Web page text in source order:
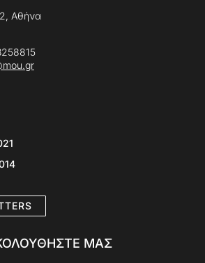
Αθήνα
ΜΑΣ